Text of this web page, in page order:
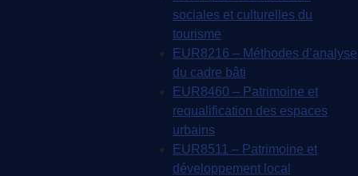
sociales et culturelles du
tourisme
EUR8216 – Méthodes d’analyse
du cadre bâti
EUR8460 – Patrimoine et
requalification des espaces
urbains
EUR8511 – Patrimoine et
développement local